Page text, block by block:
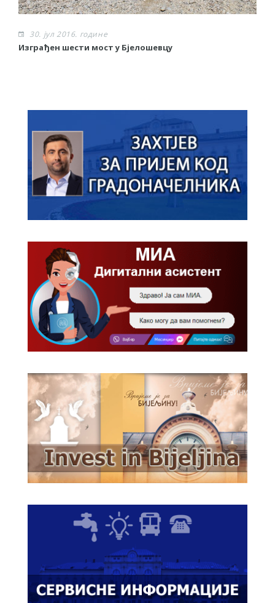
30. јул 2016. године
Изграђен шести мост у Бјелошевцу